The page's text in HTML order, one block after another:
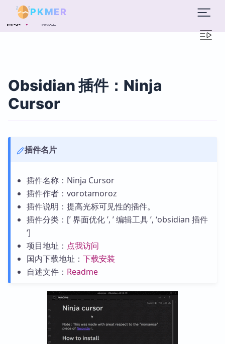
PKMER
目录 概述
Obsidian 插件：Ninja
Cursor
插件名片
插件名称：Ninja Cursor
插件作者：vorotamoroz
插件说明：提高光标可见性的插件。
插件分类：[’ 界面优化 ’, ’ 编辑工具 ’, ‘obsidian 插件
‘]
项目地址： 点我访问
国内下载地址： 下载安装
自述文件： Readme